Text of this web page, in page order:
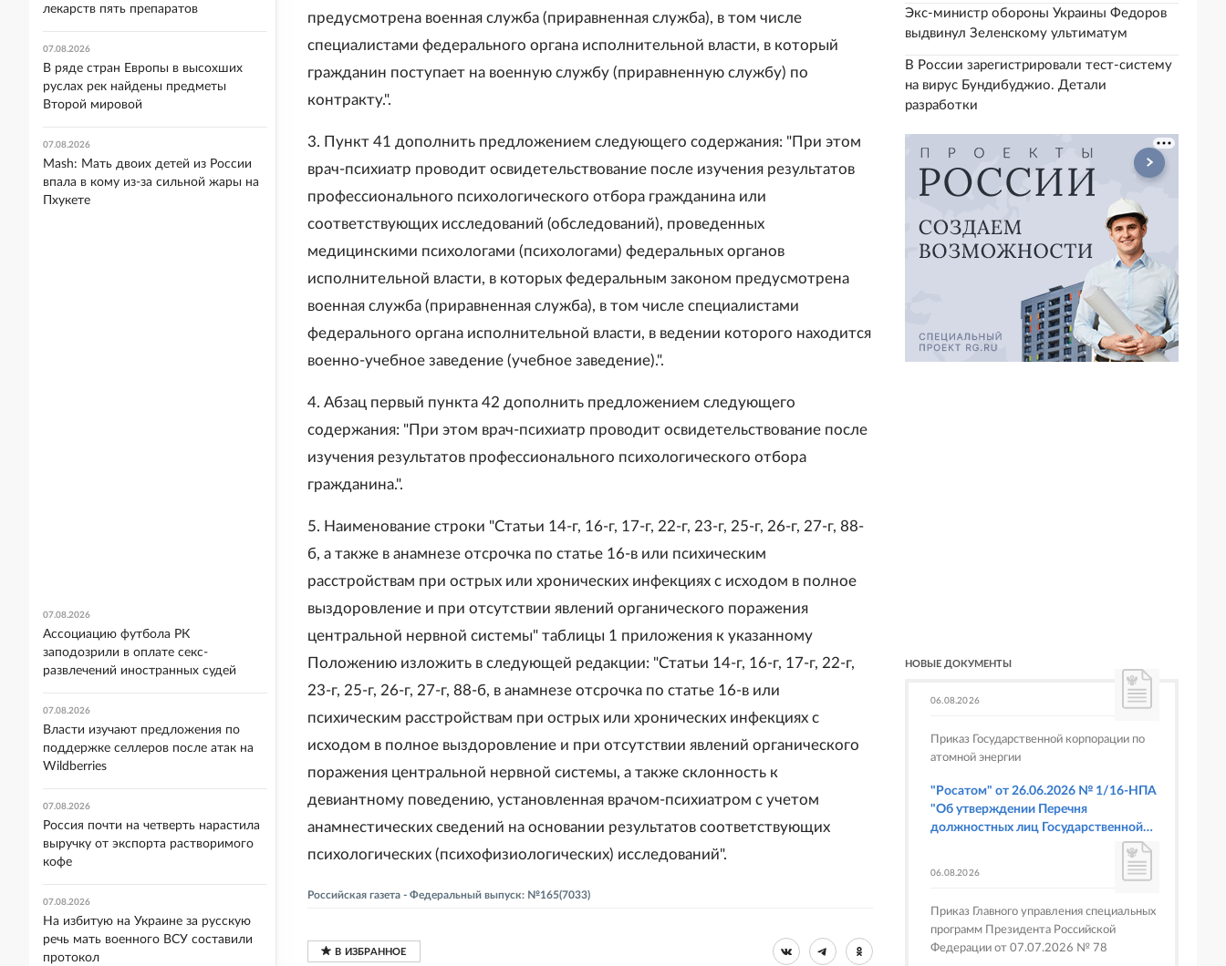
предусмотрена военная служба (приравненная служба), в том числе
специалистами федерального органа исполнительной власти, в который
гражданин поступает на военную службу (приравненную службу) по
контракту.".
3. Пункт 41 дополнить предложением следующего содержания: "При этом
врач-психиатр проводит освидетельствование после изучения результатов
профессионального психологического отбора гражданина или
соответствующих исследований (обследований), проведенных
медицинскими психологами (психологами) федеральных органов
исполнительной власти, в которых федеральным законом предусмотрена
военная служба (приравненная служба), в том числе специалистами
федерального органа исполнительной власти, в ведении которого находится
военно-учебное заведение (учебное заведение).".
4. Абзац первый пункта 42 дополнить предложением следующего
содержания: "При этом врач-психиатр проводит освидетельствование после
изучения результатов профессионального психологического отбора
гражданина.".
5. Наименование строки "Статьи 14-г, 16-г, 17-г, 22-г, 23-г, 25-г, 26-г, 27-г, 88-
б, а также в анамнезе отсрочка по статье 16-в или психическим
расстройствам при острых или хронических инфекциях с исходом в полное
выздоровление и при отсутствии явлений органического поражения
центральной нервной системы" таблицы 1 приложения к указанному
Положению изложить в следующей редакции: "Статьи 14-г, 16-г, 17-г, 22-г,
23-г, 25-г, 26-г, 27-г, 88-б, в анамнезе отсрочка по статье 16-в или
психическим расстройствам при острых или хронических инфекциях с
исходом в полное выздоровление и при отсутствии явлений органического
поражения центральной нервной системы, а также склонность к
девиантному поведению, установленная врачом-психиатром с учетом
анамнестических сведений на основании результатов соответствующих
психологических (психофизиологических) исследований".
Российская газета - Федеральный выпуск: №165(7033)
Экс-министр обороны Украины Федоров
выдвинул Зеленскому ультиматум
В России зарегистрировали тест-систему
на вирус Бундибуджио. Детали
разработки
НОВЫЕ ДОКУМЕНТЫ
06.08.2026
Приказ Государственной корпорации по
атомной энергии
"Росатом" от 26.06.2026 № 1/16-НПА
"Об утверждении Перечня
должностных лиц Государственной
корпорации по атомной энергии
предусмотренных статьями 6.3, 8.1,
9.4, 9.5 и 9.5.1, частью 3 статьи 9.16,
статьей 14.44, частью 1 статьи 19.4,
06.08.2026
Приказ Главного управления специальных
программ Президента Российской
Федерации от 07.07.2026 № 78
лекарств пять препаратов
07.08.2026
В ряде стран Европы в высохших
руслах рек найдены предметы
Второй мировой
07.08.2026
Mash: Мать двоих детей из России
впала в кому из-за сильной жары на
Пхукете
07.08.2026
Ассоциацию футбола РК
заподозрили в оплате секс-
развлечений иностранных судей
07.08.2026
Власти изучают предложения по
поддержке селлеров после атак на
Wildberries
07.08.2026
Россия почти на четверть нарастила
выручку от экспорта растворимого
кофе
07.08.2026
На избитую на Украине за русскую
речь мать военного ВСУ составили
протокол